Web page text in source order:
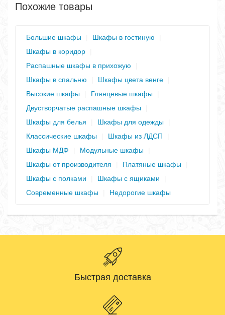
Похожие товары
Большие шкафы Шкафы в гостиную
Шкафы в коридор
Распашные шкафы в прихожую
Шкафы в спальню
Шкафы цвета венге
Высокие шкафы
Глянцевые шкафы
Двустворчатые распашные шкафы
Шкафы для белья
Шкафы для одежды
Классические шкафы
Шкафы из ЛДСП
Шкафы МДФ
Модульные шкафы
Шкафы от производителя
Платяные шкафы
Шкафы с полками
Шкафы с ящиками
Современные шкафы
Недорогие шкафы
Быстрая доставка